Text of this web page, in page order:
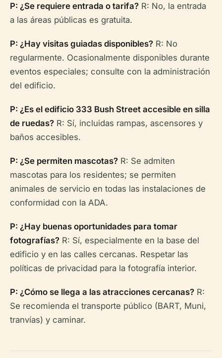
P: ¿Se requiere entrada o tarifa? R: No, la entrada
a las áreas públicas es gratuita.
P: ¿Hay visitas guiadas disponibles? R: No
regularmente. Ocasionalmente disponibles durante
eventos especiales; consulte con la administración
del edificio.
P: ¿Es el edificio 333 Bush Street accesible en silla
de ruedas? R: Sí, incluidas rampas, ascensores y
baños accesibles.
P: ¿Se permiten mascotas? R: Se admiten
mascotas para los residentes; se permiten
animales de servicio en todas las instalaciones de
conformidad con la ADA.
P: ¿Hay buenas oportunidades para tomar
fotografías? R: Sí, especialmente en la base del
edificio y en las calles cercanas. Respetar las
políticas de privacidad para la fotografía interior.
P: ¿Cómo se llega a las atracciones cercanas? R:
Se recomienda el transporte público (BART, Muni,
tranvías) y caminar.